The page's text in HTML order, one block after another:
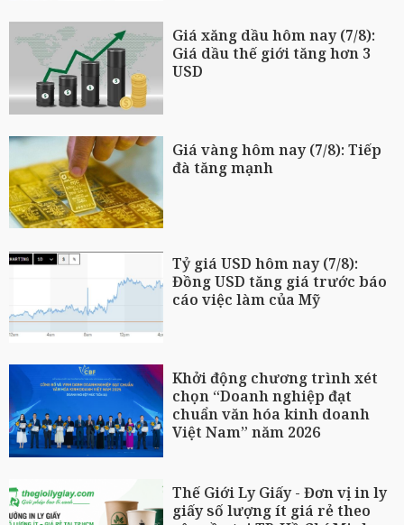
Giá xăng dầu hôm nay (7/8):
Giá dầu thế giới tăng hơn 3
USD
Giá vàng hôm nay (7/8): Tiếp
đà tăng mạnh
Tỷ giá USD hôm nay (7/8):
Đồng USD tăng giá trước báo
cáo việc làm của Mỹ
Khởi động chương trình xét
chọn “Doanh nghiệp đạt
chuẩn văn hóa kinh doanh
Việt Nam” năm 2026
Thế Giới Ly Giấy - Đơn vị in ly
giấy số lượng ít giá rẻ theo